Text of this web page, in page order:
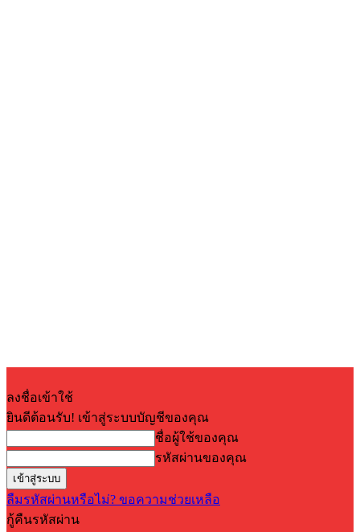
ลงชื่อเข้าใช้
ยินดีต้อนรับ! เข้าสู่ระบบบัญชีของคุณ
ชื่อผู้ใช้ของคุณ
รหัสผ่านของคุณ
ลืมรหัสผ่านหรือไม่? ขอความช่วยเหลือ
กู้คืนรหัสผ่าน